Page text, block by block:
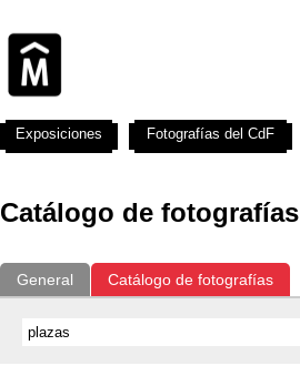
Catálogo de fotografías
General Catálogo de fotografías
Exposiciones Fotografías del CdF